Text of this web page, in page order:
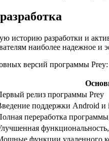
историю разработки и
наиболее надежное
версий программы Prey:
релиз программы Prey
поддержки Android
переработка
функции удаленного